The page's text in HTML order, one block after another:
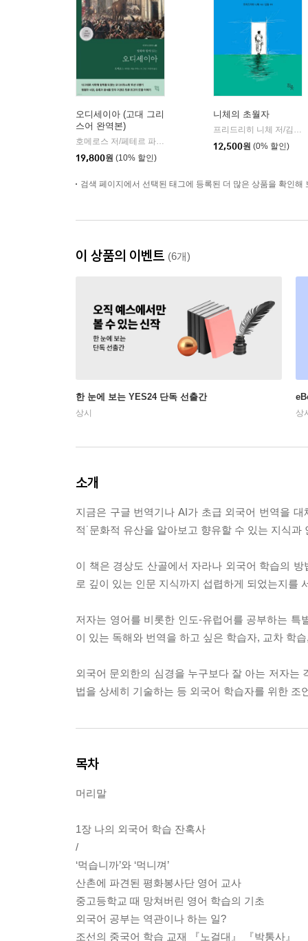
오디세이아 (고대 그리
스어 완역본)
| 현대지성
19,800원 (10% 할인)
니체의 초월자
12,500원 (0% 할인)
검색 페이지에서 선택된 태그에 등록된 더 많은 상품을 확인해
이 상품의 이벤트 (6개)
한 눈에 보는 YES24 단독 선출간
상시 상
소개
지금은 구글 번역기나 AI가 초급 외국어 번역을
적˙문화적 유산을 알아보고 향유할 수 있는 지식
이 책은 경상도 산골에서 자라나 외국어 학습의
로 깊이 있는 인문 지식까지 섭렵하게 되었는지를
저자는 영어를 비롯한 인도-유럽어를 공부하는
이 있는 독해와 번역을 하고 싶은 학습자, 교차 학
외국어 문외한의 심경을 누구보다 잘 아는 저자는
법을 상세히 기술하는 등 외국어 학습자를 위한 조
목차
머리말
1장 나의 외국어 학습 잔혹사
/
‘먹습니까’와 ‘먹니껴’
산촌에 파견된 평화봉사단 영어 교사
중고등학교 때 망쳐버린 영어 학습의 기초
외국어 공부는 역관이나 하는 일?
조선의 중국어 학습 교재 『노걸대』 『박통사』